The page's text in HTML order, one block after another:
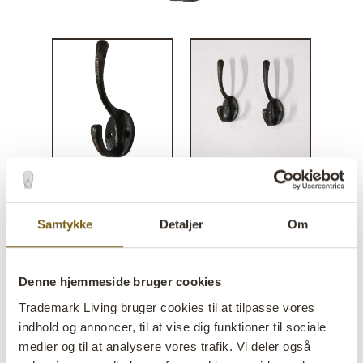
Samtykke Detaljer Om
Denne hjemmeside bruger cookies
Trademark Living bruger cookies til at tilpasse vores
indhold og annoncer, til at vise dig funktioner til sociale
medier og til at analysere vores trafik. Vi deler også
Timmy knage
lens På lager
Varenr:
Colli: 10 Stk